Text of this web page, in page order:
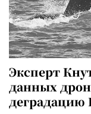
Эксперт
данных
деградацию